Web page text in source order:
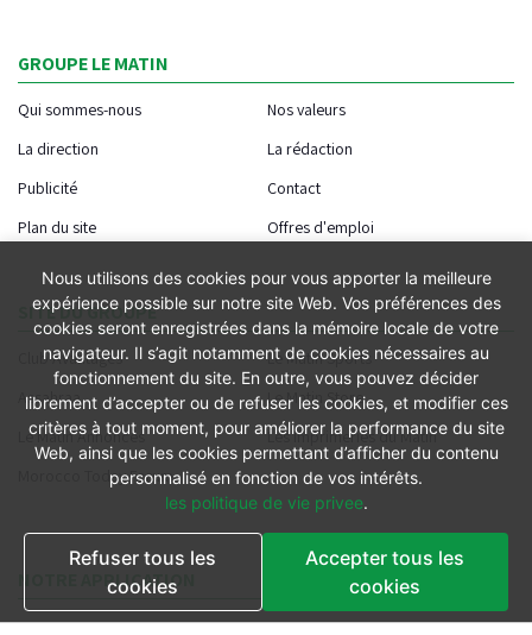
GROUPE LE MATIN
Qui sommes-nous
Nos valeurs
La direction
La rédaction
Publicité
Contact
Plan du site
Offres d'emploi
SITE DU GROUPE
Club Avantages
Le Matin Sports
Assahraa
Le Matin Store
Le Matin Annonces
Les Imprimeries du Matin
Morocco Today Forum
NOTRE APPLICATION
Nous utilisons des cookies pour vous apporter la meilleure
expérience possible sur notre site Web. Vos préférences des
cookies seront enregistrées dans la mémoire locale de votre
navigateur. Il s’agit notamment de cookies nécessaires au
fonctionnement du site. En outre, vous pouvez décider
librement d’accepter ou de refuser les cookies, et modifier ces
critères à tout moment, pour améliorer la performance du site
Web, ainsi que les cookies permettant d’afficher du contenu
personnalisé en fonction de vos intérêts.
les politique de vie privee.
Refuser tous les
cookies
Accepter tous les
cookies